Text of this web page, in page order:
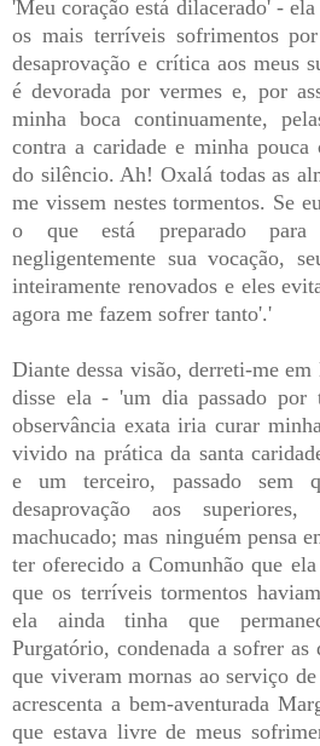
'Meu coração está dilacerado' -
os mais terríveis sofrimentos
desaprovação e crítica aos meus
é devorada por vermes e, por
minha boca continuamente,
contra a caridade e minha pouca
do silêncio. Ah! Oxalá todas as
me vissem nestes tormentos. Se
o que está preparado para
negligentemente sua vocação,
inteiramente renovados e eles
agora me fazem sofrer tanto'.'
Diante dessa visão, derreti-me
disse ela - 'um dia passado por
observância exata iria curar
vivido na prática da santa
e um terceiro, passado sem
desaprovação aos
machucado; mas ninguém pensa
ter oferecido a Comunhão que
que os terríveis tormentos
ela ainda tinha que
Purgatório, condenada a sofrer as
que viveram mornas ao serviço
acrescenta a bem-aventurada
que estava livre de meus